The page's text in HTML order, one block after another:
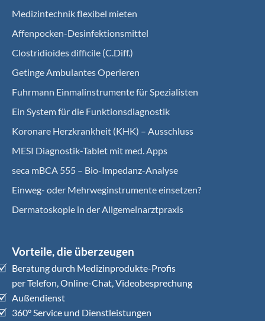
Medizintechnik flexibel mieten
Affenpocken-Desinfektionsmittel
Clostridioides difficile (C.Diff.)
Getinge Ambulantes Operieren
Fuhrmann Einmalinstrumente für Spezialisten
Ein System für die Funktionsdiagnostik
Koro­nare Herz­krank­heit (KHK) – Ausschluss
MESI Diagnostik-Tablet mit med. Apps
seca mBCA 555 – Bio-Impedanz-Analyse
Einweg- oder Mehrweginstrumente einsetzen?
Dermatoskopie in der Allgemeinarztpraxis
Vorteile, die überzeugen
Beratung durch Medizinprodukte-Profis
per Telefon, Online-Chat, Videobesprechung
Außendienst
360° Service und Dienstleistungen